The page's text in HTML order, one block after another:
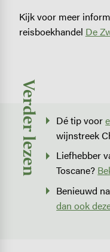
Kijk voor meer
reisboekhandel De
Verder lezen Dé tip voor
wijnstreek
Liefhebber
Toscane?
Benieuwd
dan ook